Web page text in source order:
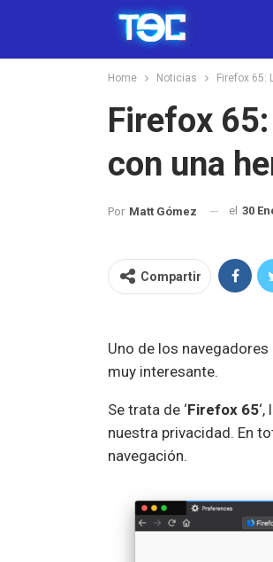
Home Noticias Firefox 65:
Firefox
con una
Por Matt Gómez el 30
Compartir
Uno de los
muy interesante.
Se trata de ‘Firefox 65
nuestra privacidad. En
navegación.